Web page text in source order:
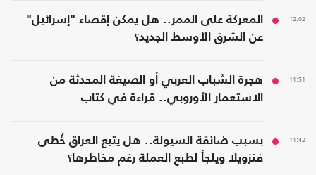
12:02
المعركة على الممر.. هل يمكن إقصاء "إسرائيل"
عن الشرق الأوسط الجديد؟
11:51
هجرة الشباب العربي أو الصيغة المحدثة من
الاستعمار الأوروبي.. قراءة في كتاب
11:42
بسبب ضائقة السيولة.. هل يتبع العراق خُطى
فنزويلا ويلجأ لطبع العملة رغم مخاطرها؟